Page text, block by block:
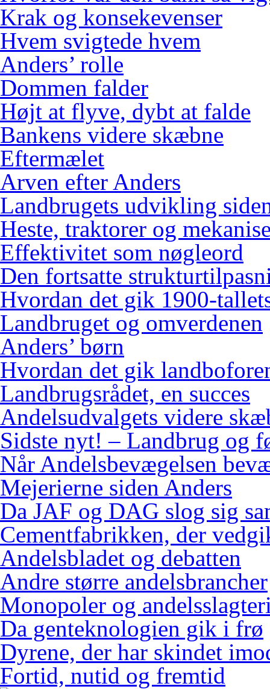
Krak og konsekevenser
Hvem svigtede hvem
Anders’ rolle
Dommen falder
Højt at flyve, dybt at falde
Bankens videre skæbne
Eftermælet
Arven efter Anders
Landbrugets udvikling
Heste, traktorer og
Effektivitet som nøgleord
Den fortsatte
Hvordan det gik 1900-
Landbruget og omverdenen
Anders’ børn
Hvordan det gik
Landbrugsrådet, en succes
Andelsudvalgets videre
Sidste nyt! – Landbrug og
Når Andelsbevægelsen
Mejerierne siden Anders
Da JAF og DAG slog sig
Cementfabrikken, der
Andelsbladet og debatten
Andre større andelsbrancher
Monopoler og
Da genteknologien gik i frø
Dyrene, der har skindet
Fortid, nutid og fremtid